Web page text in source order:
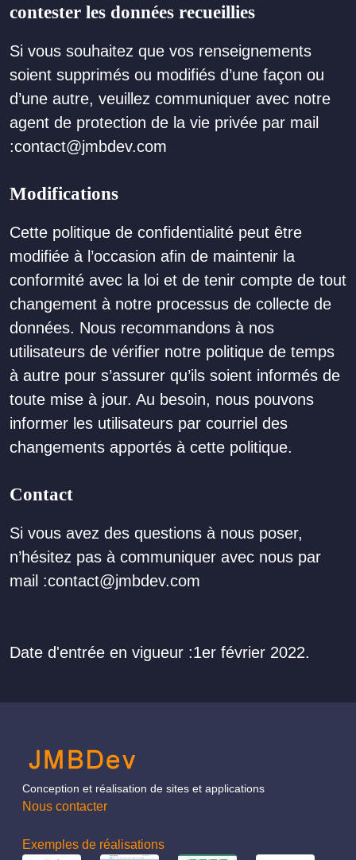
contester les données recueillies
Si vous souhaitez que vos renseignements
soient supprimés ou modifiés d’une façon ou
d’une autre, veuillez communiquer avec notre
agent de protection de la vie privée par mail
:contact@jmbdev.com
Modifications
Cette politique de confidentialité peut être
modifiée à l’occasion afin de maintenir la
conformité avec la loi et de tenir compte de tout
changement à notre processus de collecte de
données. Nous recommandons à nos
utilisateurs de vérifier notre politique de temps
à autre pour s’assurer qu’ils soient informés de
toute mise à jour. Au besoin, nous pouvons
informer les utilisateurs par courriel des
changements apportés à cette politique.
Contact
Si vous avez des questions à nous poser,
n’hésitez pas à communiquer avec nous par
mail :contact@jmbdev.com
Date d'entrée en vigueur :1er février 2022.
Conception et réalisation de sites et applications
Nous contacter
Exemples de réalisations